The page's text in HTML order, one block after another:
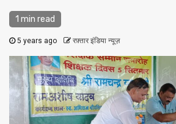
1 min read
5 years ago रफ़्तार इंडिया न्यूज़